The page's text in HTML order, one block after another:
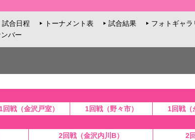
試合日程 トーナメント表 試合結果 フォトギャラ
バー
1回戦（金沢戸室） 1回戦（野々市） 1回戦（
2回戦（金沢内川B） 2